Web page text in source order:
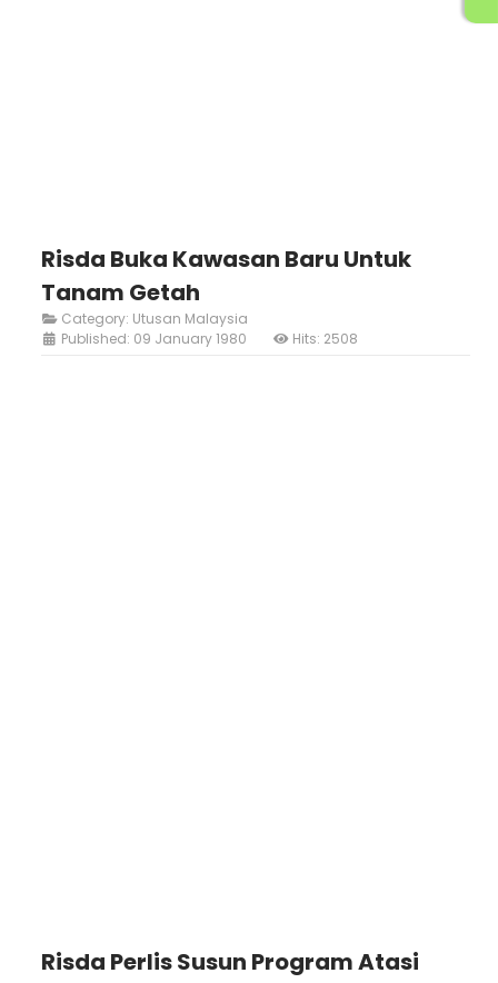
Risda Buka Kawasan Baru Untuk
Tanam Getah
Category: Utusan Malaysia
Published: 09 January 1980
Hits: 2508
Risda Perlis Susun Program Atasi